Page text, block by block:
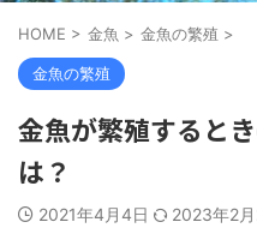
HOME > 金魚 > 金魚の繁殖 >
金魚の繁殖
金魚が繁殖すると
は？
2021年4月4日 2023年2